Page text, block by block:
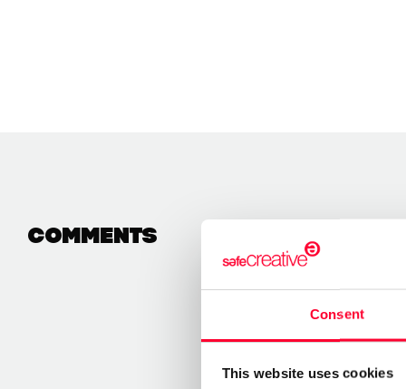
Consent
This website uses cookies
Comments